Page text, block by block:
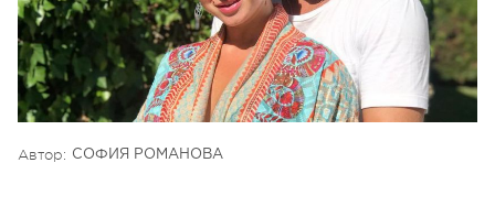
Автор: СОФИЯ РОМАНОВА